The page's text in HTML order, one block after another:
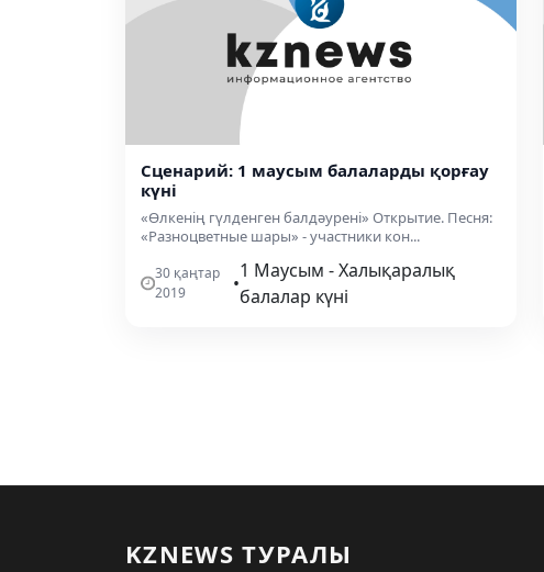
Сценарий: 1 маусым балаларды қорғау
күні
«Өлкенің гүлденген балдәурені» Открытие. Песня:
«Разноцветные шары» - участники кон...
30 қаңтар
2019
•
1 Маусым - Халықаралық
балалар күні
KZNEWS ТУРАЛЫ